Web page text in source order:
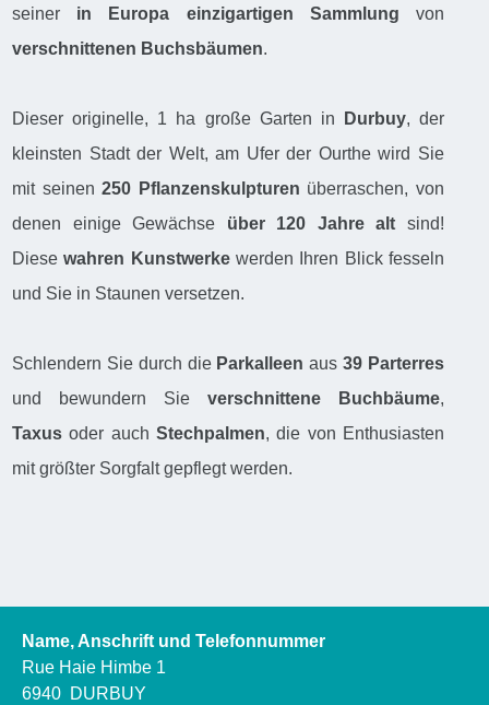
seiner in Europa einzigartigen Sammlung von
verschnittenen Buchsbäumen.
Dieser originelle, 1 ha große Garten in Durbuy, der
kleinsten Stadt der Welt, am Ufer der Ourthe wird Sie
mit seinen250 Pflanzenskulpturen überraschen, von
denen einige Gewächse über 120 Jahre alt sind!
Diesewahren Kunstwerkewerden Ihren Blick fesseln
und Sie in Staunen versetzen.
Schlendern Sie durch die Parkalleen aus39 Parterres
und bewundern Sie verschnittene Buchbäume,
Taxus oder auch Stechpalmen, die von Enthusiasten
mit größter Sorgfalt gepflegt werden.
Name, Anschrift und Telefonnummer
Rue Haie Himbe 1
6940 DURBUY